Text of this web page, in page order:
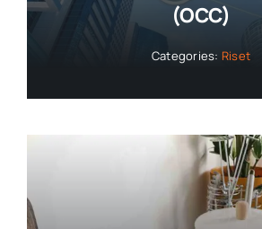
(OCC)
Categories: Riset